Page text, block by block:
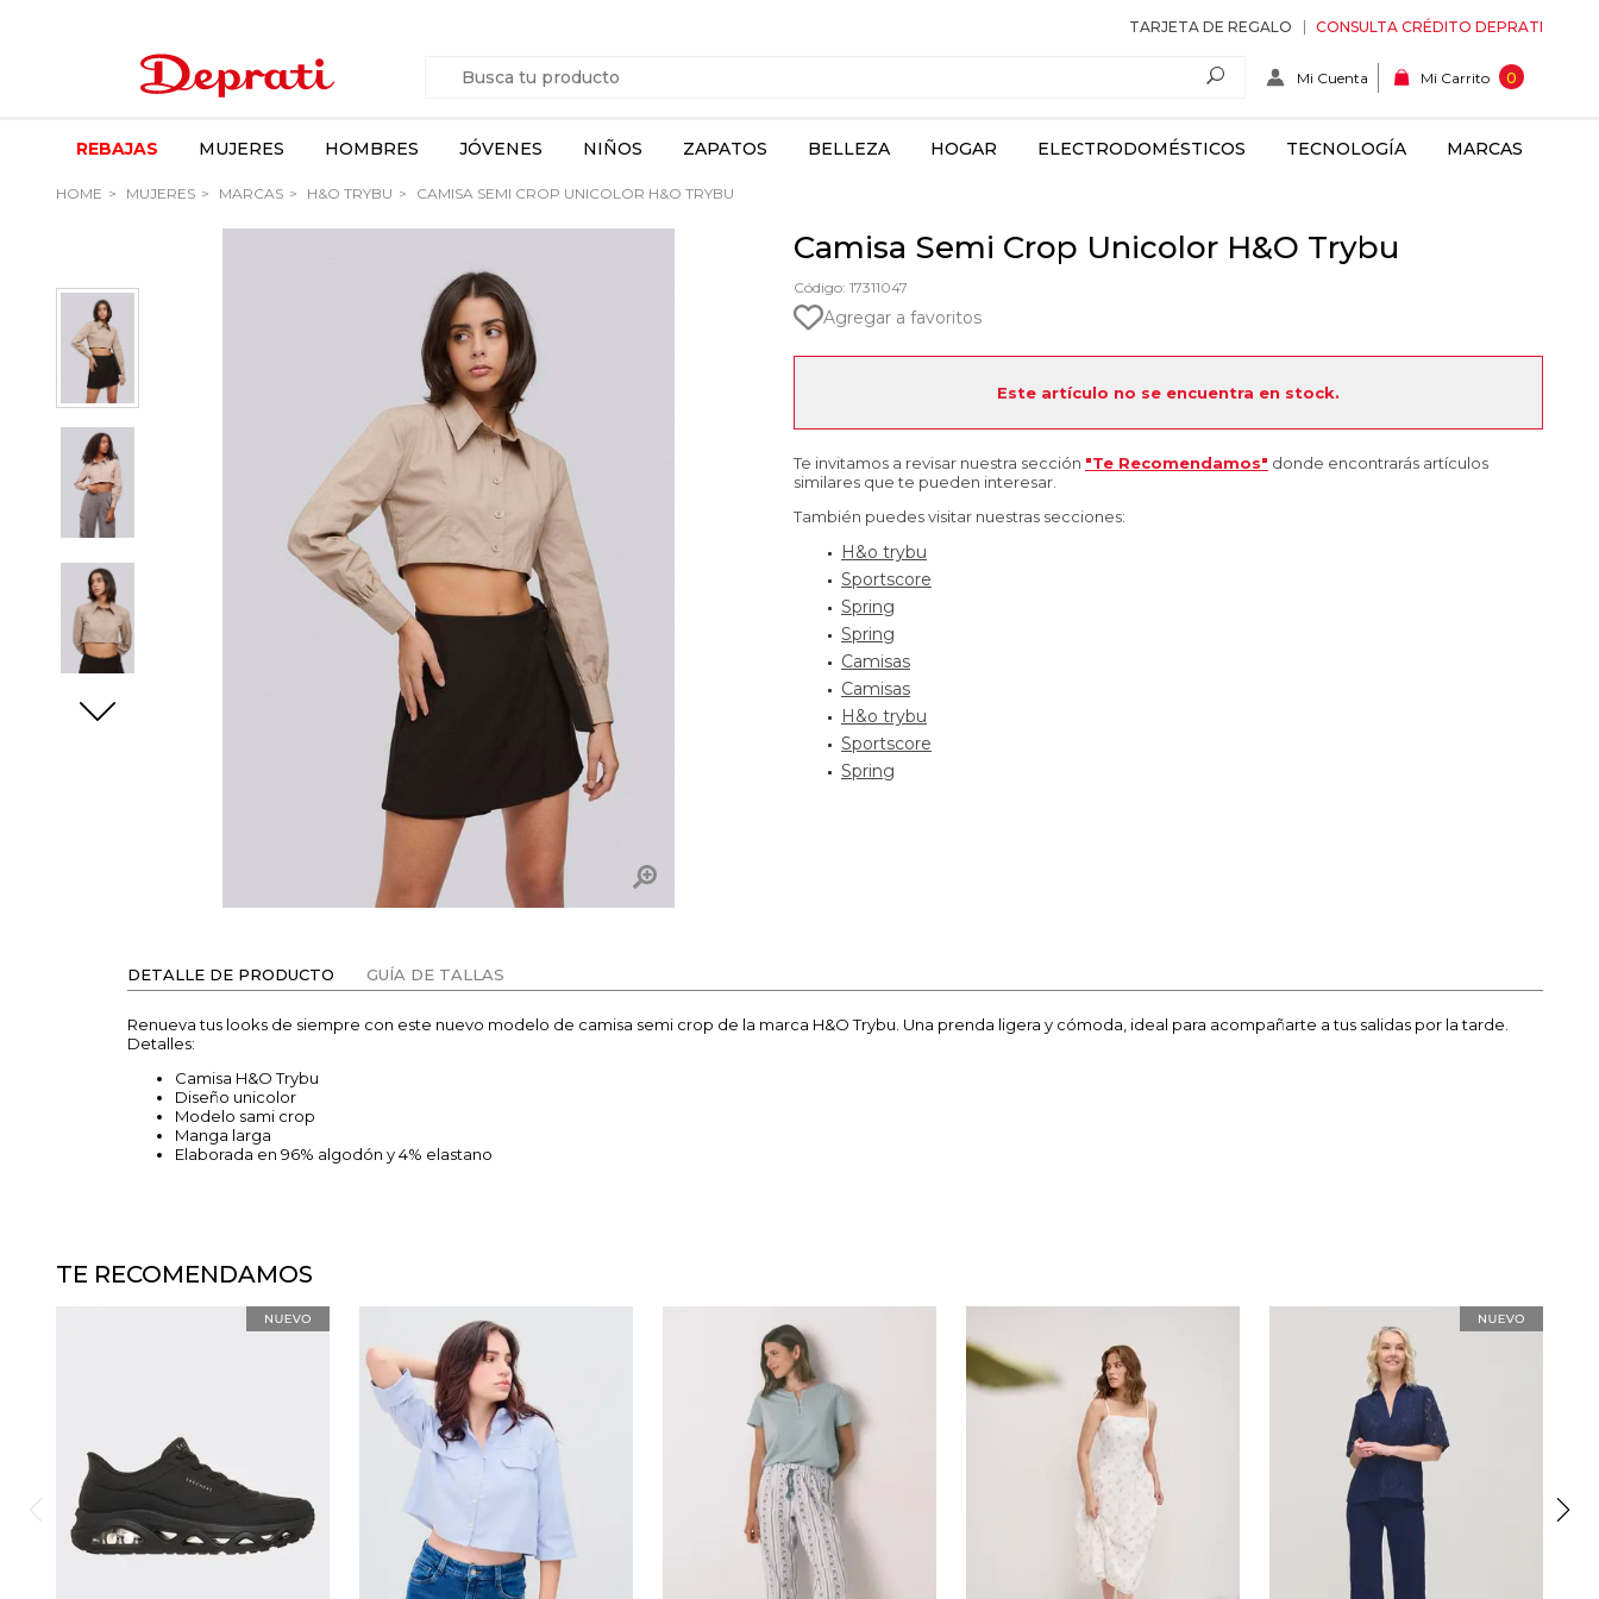
TARJETA DE REGALO CONSULTA CRÉDITO DEPRATI
Mi Cuenta Mi Carrito 0
REBAJAS MUJERES HOMBRES JÓVENES NIÑOS ZAPATOS BELLEZA HOGAR ELECTRODOMÉSTICOS TECNOLOGÍA MARCAS
HOME MUJERES MARCAS H&O TRYBU CAMISA SEMI CROP UNICOLOR H&O TRYBU
Camisa Semi Crop Unicolor H&O Trybu
Código: 17311047
Agregar a favoritos
Este artículo no se encuentra en stock.
Te invitamos a revisar nuestra sección "Te Recomendamos" donde encontrarás artículos
similares que te pueden interesar.
También puedes visitar nuestras secciones:
H&o trybu
Sportscore
Spring
Spring
Camisas
Camisas
H&o trybu
Sportscore
Spring
DETALLE DE PRODUCTO GUÍA DE TALLAS
Renueva tus looks de siempre con este nuevo modelo de camisa semi crop de la marca H&O Trybu. Una prenda ligera y cómoda, ideal para acompañarte a tus salidas por la tarde.
Detalles:
Camisa H&O Trybu
Diseño unicolor
Modelo sami crop
Manga larga
Elaborada en 96% algodón y 4% elastano
TE RECOMENDAMOS